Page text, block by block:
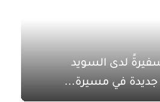
لدى السويد
جديدة في مسيرة...